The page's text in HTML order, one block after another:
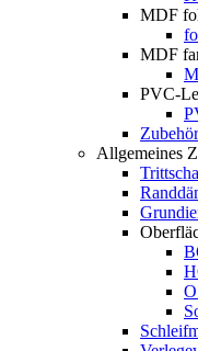
MDF
MDF
PVC-
Zubehör
Allgemeines